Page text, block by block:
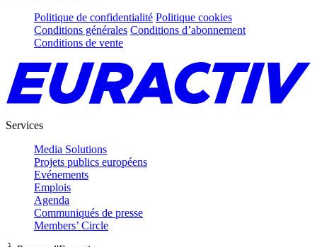
Politique de confidentialité Politique cookies
Conditions générales Conditions d’abonnement
Conditions de vente
Services
Media Solutions
Projets publics européens
Evénements
Emplois
Agenda
Communiqués de presse
Members’ Circle